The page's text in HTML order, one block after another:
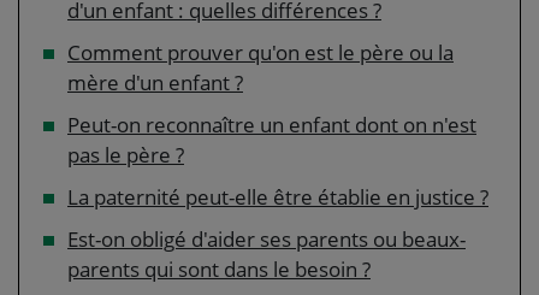
d'un enfant : quelles différences ?
Comment prouver qu'on est le père ou la
mère d'un enfant ?
Peut-on reconnaître un enfant dont on n'est
pas le père ?
La paternité peut-elle être établie en justice ?
Est-on obligé d'aider ses parents ou beaux-
parents qui sont dans le besoin ?